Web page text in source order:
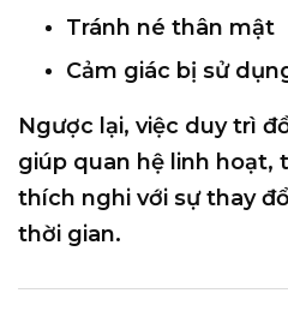
Tránh né thân mật
Cảm giác bị sử
Ngược lại, việc duy trì
giúp quan hệ linh hoạt,
thích nghi với sự thay
thời gian.